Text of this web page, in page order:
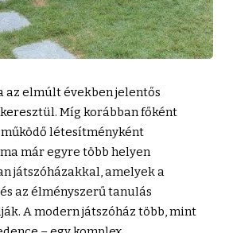
az elmúlt években jelentős
Míg korábban főként
létesítményként
már egyre több helyen
játszóházakkal, amelyek a
az élményszerű tanulás
A modern játszóház több, mint